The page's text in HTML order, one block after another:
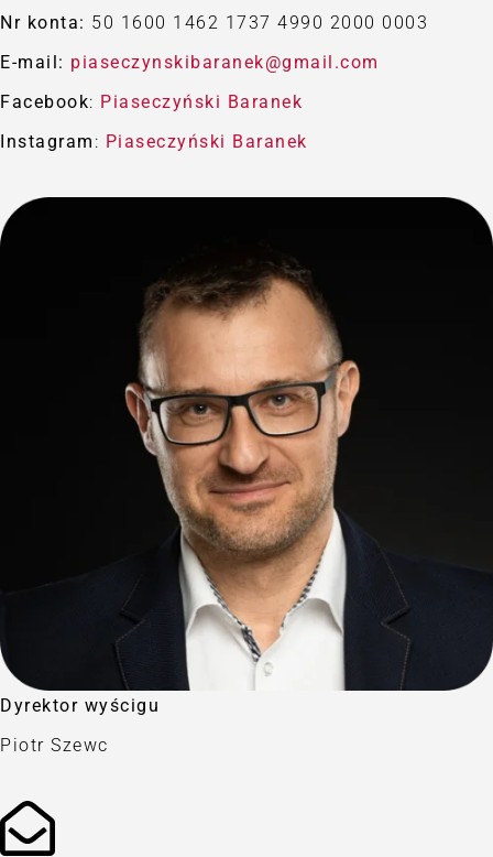
Nr konta: 50 1600 1462 1737 4990 2000 0003
E-mail: piaseczynskibaranek@gmail.com
Facebook: Piaseczyński Baranek
Instagram : Piaseczyński Baranek
Dyrektor wyścigu
Piotr Szewc